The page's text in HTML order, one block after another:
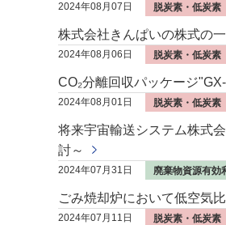
2024年08月07日 脱炭素・低炭素
株式会社きんぱいの株式の
2024年08月06日 脱炭素・低炭素
CO₂分離回収パッケージ
2024年08月01日 脱炭素・低炭素
将来宇宙輸送システム株式
討～
2024年07月31日 廃棄物資源有効
ごみ焼却炉において低空気
2024年07月11日 脱炭素・低炭素